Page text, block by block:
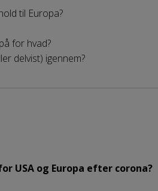
til Europa?
for hvad?
delvist) igennem?
USA og Europa efter corona?